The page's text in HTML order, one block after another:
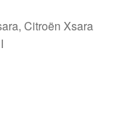
Citroën Xsara